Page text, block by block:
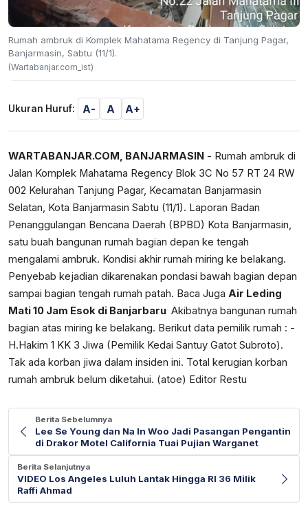
Rumah ambruk di Komplek Mahatama Regency di Tanjung Pagar,
Banjarmasin, Sabtu (11/1).
(Wartabanjar.com_ist)
Ukuran Huruf: A- A A+
WARTABANJAR.COM, BANJARMASIN - Rumah ambruk di
Jalan Komplek Mahatama Regency Blok 3C No 57 RT 24 RW
002 Kelurahan Tanjung Pagar, Kecamatan Banjarmasin
Selatan, Kota Banjarmasin Sabtu (11/1). Laporan Badan
Penanggulangan Bencana Daerah (BPBD) Kota Banjarmasin,
satu buah bangunan rumah bagian depan ke tengah
mengalami ambruk. Kondisi akhir rumah miring ke belakang.
Penyebab kejadian dikarenakan pondasi bawah bagian depan
sampai bagian tengah rumah patah. Baca Juga Air Leding
Mati 10 Jam Esok di Banjarbaru Akibatnya bangunan rumah
bagian atas miring ke belakang. Berikut data pemilik rumah : -
H.Hakim 1 KK 3 Jiwa (Pemilik Kedai Santuy Gatot Subroto).
Tak ada korban jiwa dalam insiden ini. Total kerugian korban
rumah ambruk belum diketahui. (atoe) Editor Restu
Berita Sebelumnya
Lee Se Young dan Na In Woo Jadi Pasangan Pengantin
di Drakor Motel California Tuai Pujian Warganet
Berita Selanjutnya
VIDEO Los Angeles Luluh Lantak Hingga RI 36 Milik
Raffi Ahmad